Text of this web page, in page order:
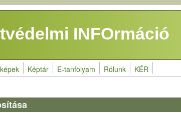
INFOrmáció
Képtár E-tanfolyam Rólunk KÉR